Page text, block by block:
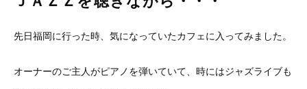
先日福岡に行った時、気になっていたカフェに入ってみました。
オーナーのご主人がピアノを弾いていて、時にはジャズライブも